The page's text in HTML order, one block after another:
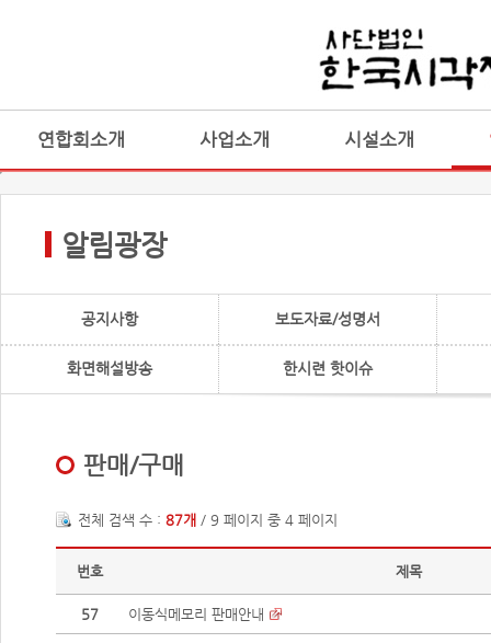
연합회소개 사업소개 시설소개
알림광장
공지사항 보도자료/성명서
화면해설방송 한시련 핫이슈
판매/구매
전체 검색 수 : 87개 / 9 페이지 중 4 페이지
번호 제목
57 이동식메모리 판매안내